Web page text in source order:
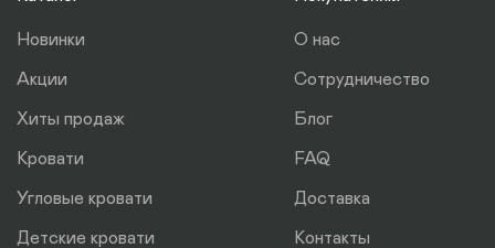
Новинки
Акции
Хиты продаж
Кровати
Угловые кровати
Детские кровати
О нас
Сотрудничество
Блог
FAQ
Доставка
Контакты